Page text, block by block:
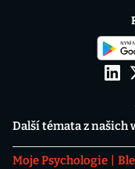
Další témata z našich
Moje Psychologie